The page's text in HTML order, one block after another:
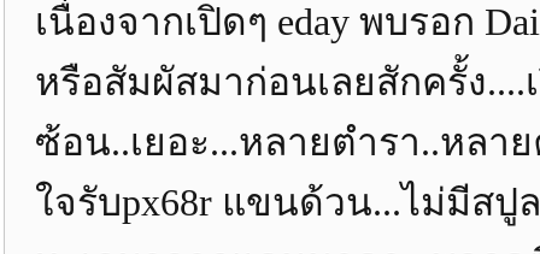
เนื่องจากเปิดๆ eday พบรอก
หรือสัมผัสมาก่อนเลยสักครั้ง
ซ้อน..เยอะ...หลายตำรา..หลา
ใจรับpx68r แขนด้วน...ไม่มีสปู